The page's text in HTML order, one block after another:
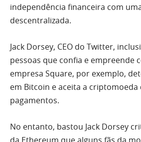
independência financeira com
descentralizada.
Jack Dorsey, CEO do Twitter,
pessoas que confia e empreende
empresa Square, por exemplo,
em Bitcoin e aceita a
pagamentos.
No entanto, bastou Jack Dorsey